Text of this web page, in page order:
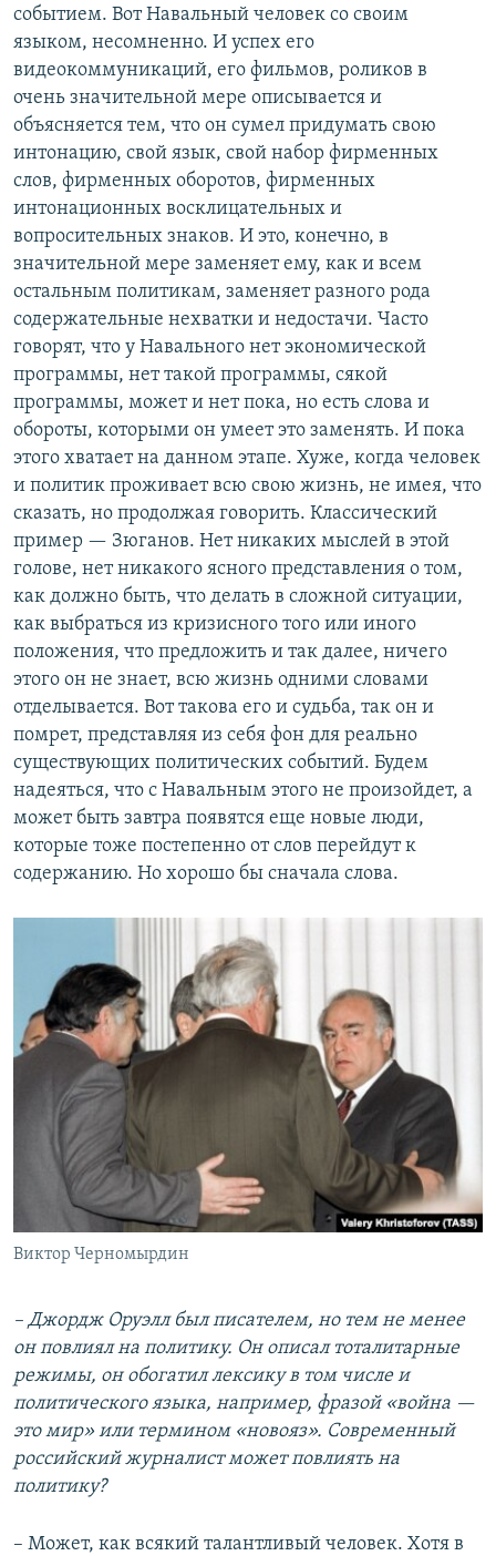
событием. Вот Навальный человек со своим
языком, несомненно. И успех его
видеокоммуникаций, его фильмов, роликов в
очень значительной мере описывается и
объясняется тем, что он сумел придумать свою
интонацию, свой язык, свой набор фирменных
слов, фирменных оборотов, фирменных
интонационных восклицательных и
вопросительных знаков. И это, конечно, в
значительной мере заменяет ему, как и всем
остальным политикам, заменяет разного рода
содержательные нехватки и недостачи. Часто
говорят, что у Навального нет экономической
программы, нет такой программы, сякой
программы, может и нет пока, но есть слова и
обороты, которыми он умеет это заменять. И пока
этого хватает на данном этапе. Хуже, когда человек
и политик проживает всю свою жизнь, не имея, что
сказать, но продолжая говорить. Классический
пример — Зюганов. Нет никаких мыслей в этой
голове, нет никакого ясного представления о том,
как должно быть, что делать в сложной ситуации,
как выбраться из кризисного того или иного
положения, что предложить и так далее, ничего
этого он не знает, всю жизнь одними словами
отделывается. Вот такова его и судьба, так он и
помрет, представляя из себя фон для реально
существующих политических событий. Будем
надеяться, что с Навальным этого не произойдет, а
может быть завтра появятся еще новые люди,
которые тоже постепенно от слов перейдут к
содержанию. Но хорошо бы сначала слова.
Виктор Черномырдин
– Джордж Оруэлл был писателем, но тем не менее
он повлиял на политику. Он описал тоталитарные
режимы, он обогатил лексику в том числе и
политического языка, например, фразой «война —
это мир» или термином «новояз». Современный
российский журналист может повлиять на
политику?
– Может, как всякий талантливый человек. Хотя в